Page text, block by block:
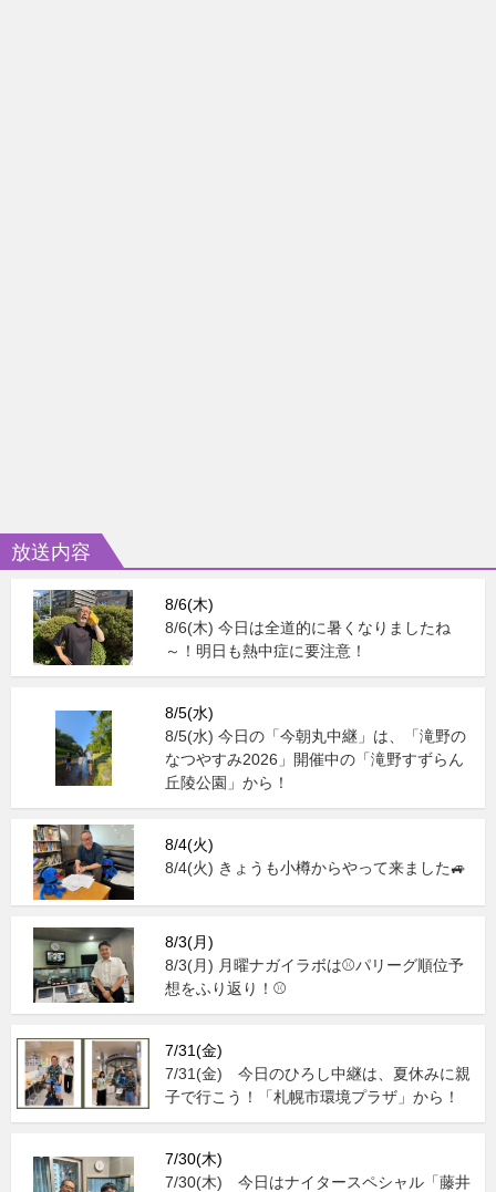
放送内容
8/6(木)
8/6(木) 今日は全道的に暑くなりましたね
～！明日も熱中症に要注意！
8/5(水)
8/5(水) 今日の「今朝丸中継」は、「滝野の
なつやすみ2026」開催中の「滝野すずらん
丘陵公園」から！
8/4(火)
8/4(火) きょうも小樽からやって来ました🚙
8/3(月)
8/3(月) 月曜ナガイラボは⚾パリーグ順位予
想をふり返り！⚾
7/31(金)
7/31(金) 今日のひろし中継は、夏休みに親
子で行こう！「札幌市環境プラザ」から！
7/30(木)
7/30(木) 今日はナイタースペシャル「藤井